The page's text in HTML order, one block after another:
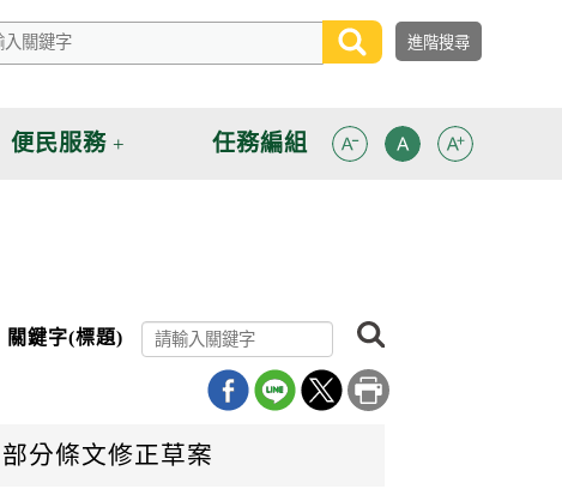
便民服務 任務編組
期
迄
關鍵字(標題)
尋
分條文修正草案